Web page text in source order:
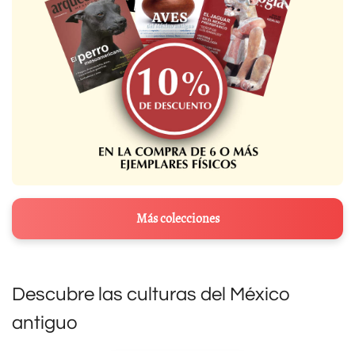
Más colecciones
Descubre las culturas del México
antiguo